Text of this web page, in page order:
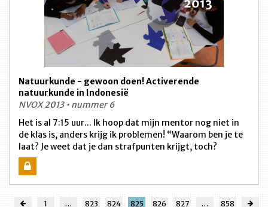
Natuurkunde - gewoon doen! Activerende
natuurkunde in Indonesië
NVOX 2013 • nummer 6
Het is al 7:15 uur... Ik hoop dat mijn mentor nog niet in
de klas is, anders krijg ik problemen! “Waarom ben je te
laat? Je weet dat je dan strafpunten krijgt, toch?
1 … 823 824 825 826 827 … 858